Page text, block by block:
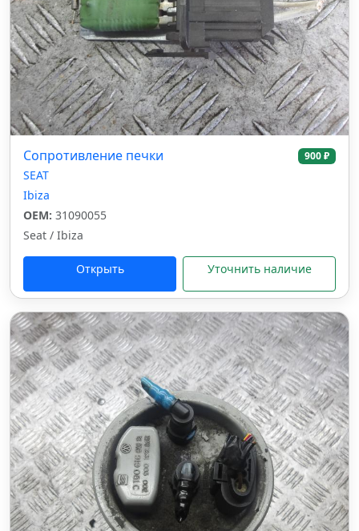
Сопротивление печки 900 ₽
SEAT
Ibiza
OEM: 31090055
Seat / Ibiza
Открыть Уточнить наличие